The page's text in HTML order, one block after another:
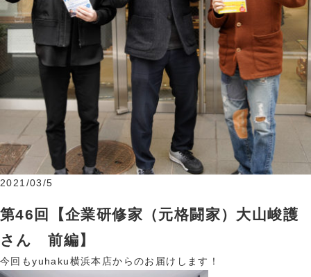
2021/03/5
第46回【企業研修家（元格闘家）大山峻護
さん 前編】
今回もyuhaku横浜本店からのお届けします！